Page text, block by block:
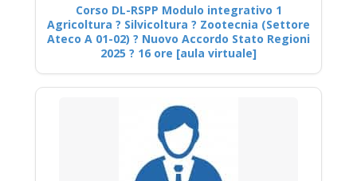
Corso DL-RSPP Modulo integrativo 1
Agricoltura ? Silvicoltura ? Zootecnia (Settore
Ateco A 01-02) ? Nuovo Accordo Stato Regioni
2025 ? 16 ore [aula virtuale]